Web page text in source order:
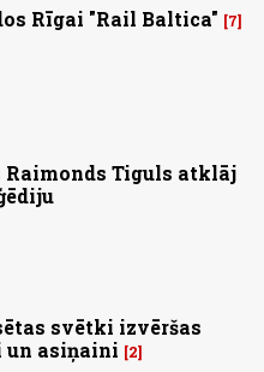
Rīgai "Rail Baltica" 7
Tiguls atklāj
svētki izvēršas
asiņaini
2